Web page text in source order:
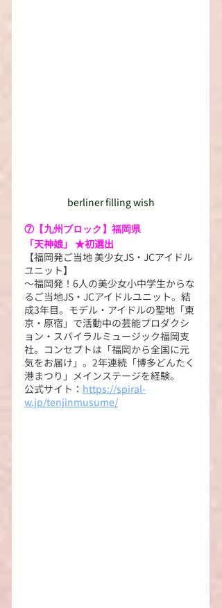
berliner filling wish
⑦【九州ブロック】福岡県
「天神娘」 ★初選出
【福岡発ご当地 美少女JS・JCアイドル
ユニット】
～福岡発！6人の美少女小中学生からな
るご当地JS・JCアイドルユニット。結
成3年目。モデル・アイドルの聖地「東
京・原宿」で活動中の芸能プロダクシ
ョン・スパイラルミュージック福岡支
社。コンセプトは「福岡から全国に元
気をお届け」。2年連続「博多どんたく
港まつり」メインステージを経験。
公式サイト： https://spiral-
w.jp/tenjinmusume/